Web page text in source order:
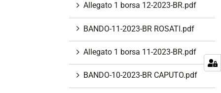
Allegato 1 borsa 12-2023-BR.pdf
BANDO-11-2023-BR ROSATI.pdf
Allegato 1 borsa 11-2023-BR.pdf
BANDO-10-2023-BR CAPUTO.pdf